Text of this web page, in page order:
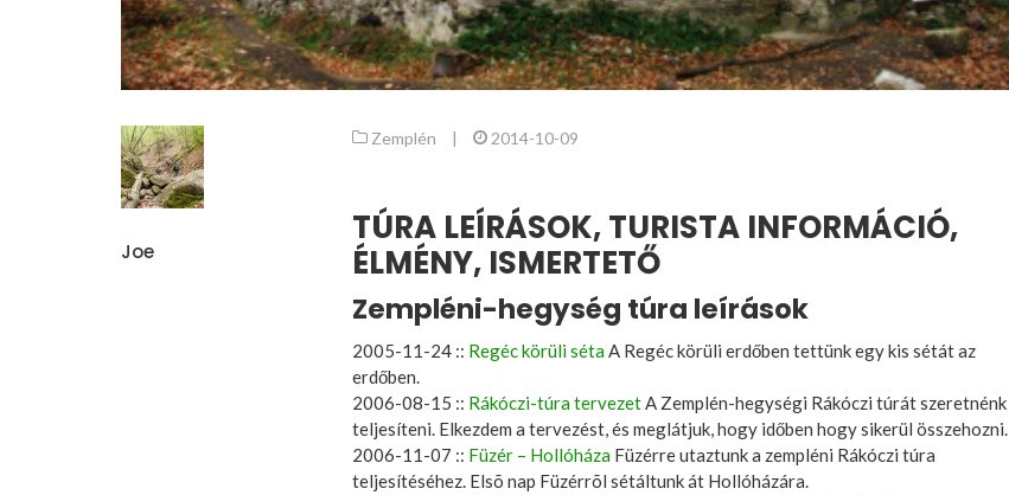
Joe
Zemplén | 2014-10-09
TÚRA LEÍRÁSOK, TURISTA INFORMÁCIÓ,
ÉLMÉNY, ISMERTETŐ
Zempléni-hegység túra leírások
2005-11-24 :: Regéc körüli sétaA Regéc körüli erdőben tettünk egy kis sétát az
erdőben.
2006-08-15 :: Rákóczi-túra tervezetA Zemplén-hegységi Rákóczi túrát szeretnénk
teljesíteni. Elkezdem a tervezést, és meglátjuk, hogy időben hogy sikerül összehozni.
2006-11-07 :: Füzér – Hollóháza Füzérre utaztunk a zempléni Rákóczi túra
teljesítéséhez. Elsõ nap Füzérrõl sétáltunk át Hollóházára.